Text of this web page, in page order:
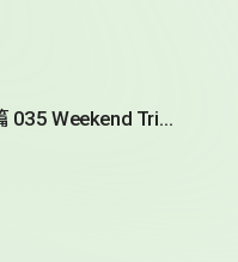
超級英語通-英檢篇 035 Weekend Trip- 週末旅遊